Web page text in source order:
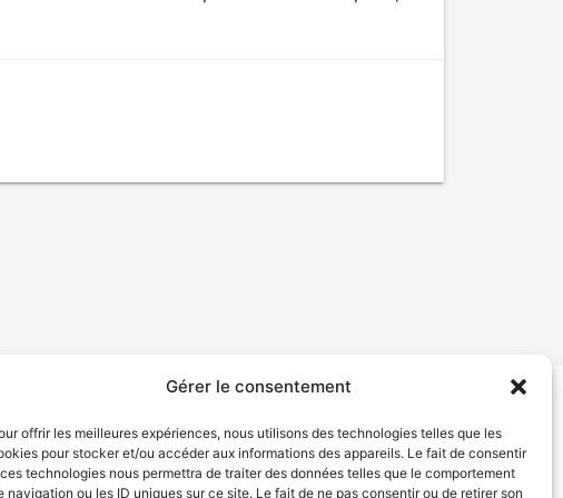
Gérer le consentement
offrir les meilleures expériences, nous utilisons des technologies telles que les
pour stocker et/ou accéder aux informations des appareils. Le fait de consentir
technologies nous permettra de traiter des données telles que le comportement
navigation ou les ID uniques sur ce site. Le fait de ne pas consentir ou de retirer son
Déclaration de services Politique de confidentialité